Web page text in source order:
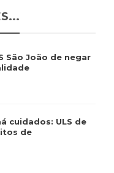
São João de negar
cuidados: ULS de
de